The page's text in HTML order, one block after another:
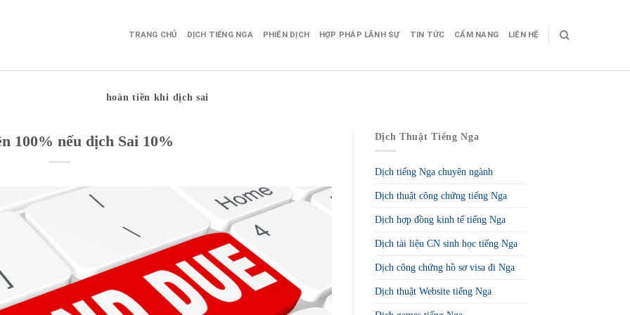
TRANG CHỦ DỊCH TIẾNG NGA PHIÊN DỊCH HỢP PHÁP LÃNH SỰ TIN TỨC CẨM NANG LIÊN HỆ
hoàn tiền khi dịch sai
100% nếu dịch Sai 10% Dịch Thuật Tiếng Nga
Dịch tiếng Nga chuyên ngành
Dịch thuật công chứng tiếng Nga
Dịch hợp đồng kinh tế tiếng Nga
Dịch tài liệu CN sinh học tiếng Nga
Dịch công chứng hồ sơ visa đi Nga
Dịch thuật Website tiếng Nga